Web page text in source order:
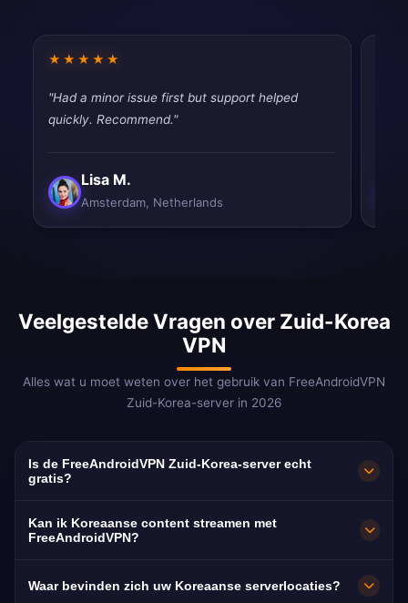
★★★★★
"Had a minor issue first but support helped
quickly. Recommend."
Lisa M.
Amsterdam, Netherlands
Veelgestelde Vragen over Zuid-Korea
VPN
Alles wat u moet weten over het gebruik van FreeAndroidVPN
Zuid-Korea-server in 2026
Is de FreeAndroidVPN Zuid-Korea-server echt
gratis?
100% gratis. Onbeperkte toegang tot servers
Kan ik Koreaanse content streamen met
FreeAndroidVPN?
Play (K-drama's verschijnen hier eerder) en alle
Waar bevinden zich uw Koreaanse serverlocaties?